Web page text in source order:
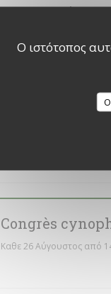
Ο ιστότοπος
Intervention
Vendanges à
Καθε 26 Αύγουστος από
Congrès